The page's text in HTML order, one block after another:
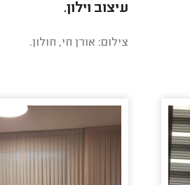
עיצוב וילון.
צילום: אורן חי, חולון.